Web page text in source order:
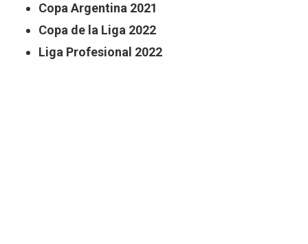
Copa Argentina 2021
Copa de la Liga 2022
Liga Profesional 2022